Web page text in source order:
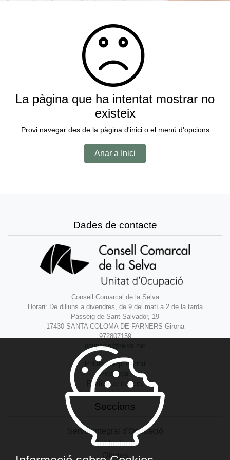
La pàgina que ha intentat mostrar no
existeix
Provi navegar des de la pàgina d'inici o el menú d'opcions
Anar a Inici
Dades de contacte
Consell Comarcal de la Selva
Horari: De dilluns a divendres, de 9 del matí a 2 de la tarda
Passeig de Sant Salvador, 19
17430 SANTA COLOMA DE FARNERS Girona
972807159
ocupacio@selva.cat
Política de privacitat
Avís legal
Política de cookies
Seccions
Servei Integral d'Ocupació
Sol·licitants
Ofertes